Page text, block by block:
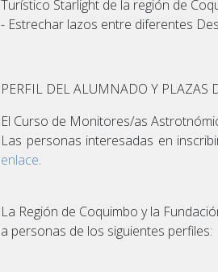
Turístico Starlight de la región de
- Estrechar lazos entre diferentes
PERFIL DEL ALUMNADO Y PLAZAS
El Curso de Monitores/as
Las personas interesadas en
enlace.
La Región de Coquimbo y la
a personas de los siguientes perfiles: